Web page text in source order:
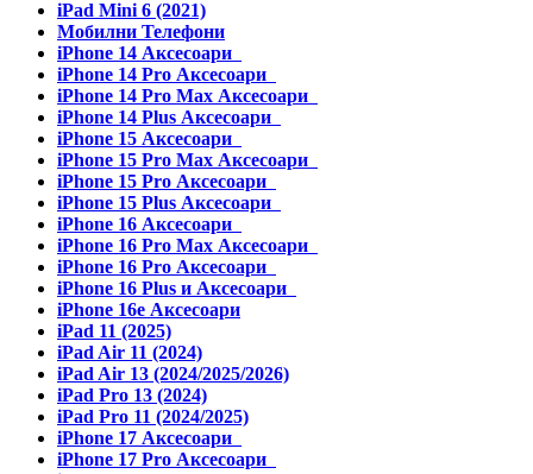
iPad Mini 6 (2021)
Мобилни Телефони
iPhone 14 Аксесоари
iPhone 14 Pro Аксесоари
iPhone 14 Pro Max Аксесоари
iPhone 14 Plus Аксесоари
iPhone 15 Аксесоари
iPhone 15 Pro Max Аксесоари
iPhone 15 Pro Аксесоари
iPhone 15 Plus Аксесоари
iPhone 16 Аксесоари
iPhone 16 Pro Max Аксесоари
iPhone 16 Pro Аксесоари
iPhone 16 Plus и Аксесоари
iPhone 16e Аксесоари
iPad 11 (2025)
iPad Air 11 (2024)
iPad Air 13 (2024/2025/2026)
iPad Pro 13 (2024)
iPad Pro 11 (2024/2025)
iPhone 17 Аксесоари
iPhone 17 Pro Аксесоари